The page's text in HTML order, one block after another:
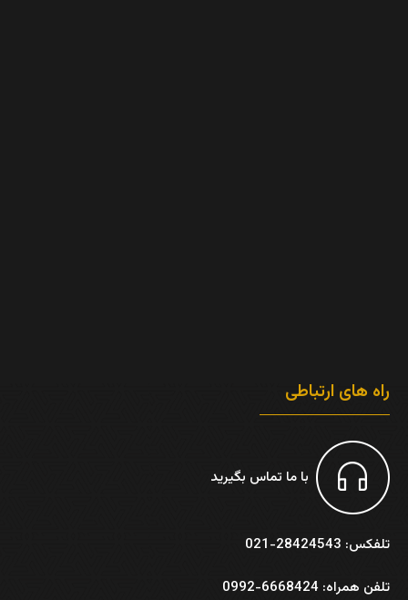
راه های ارتباطی
با ما تماس بگیرید
تلفکس: 28424543-021
تلفن همراه: 6668424-0992